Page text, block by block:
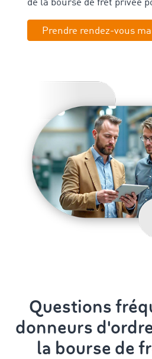
de la bourse de fret privée
Prendre rendez-vous
Questions
donneurs
la bourse de